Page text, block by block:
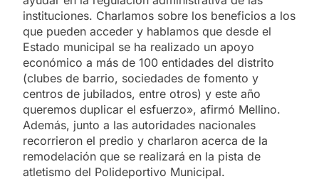
instituciones. Charlamos sobre los beneficios a los
que pueden acceder y hablamos que desde el
Estado municipal se ha realizado un apoyo
económico a más de 100 entidades del distrito
(clubes de barrio, sociedades de fomento y
centros de jubilados, entre otros) y este año
queremos duplicar el esfuerzo», afirmó Mellino.
Además, junto a las autoridades nacionales
recorrieron el predio y charlaron acerca de la
remodelación que se realizará en la pista de
atletismo del Polideportivo Municipal.